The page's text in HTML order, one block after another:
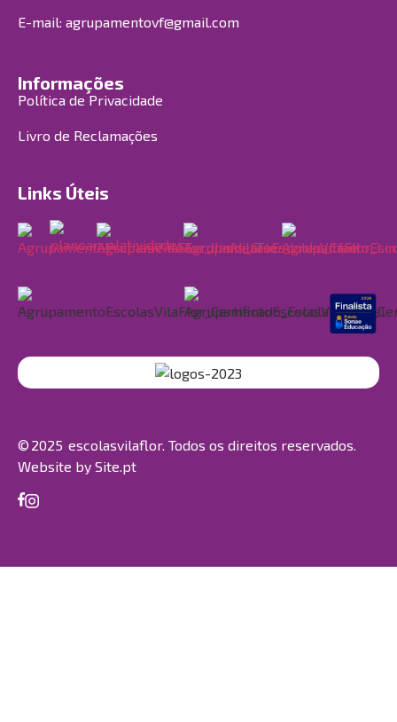
E-mail: agrupamentovf@gmail.com
Informações
Política de Privacidade
Livro de Reclamações
Links Úteis
© 2025 escolasvilaflor. Todos os direitos reservados.
Website by Site.pt